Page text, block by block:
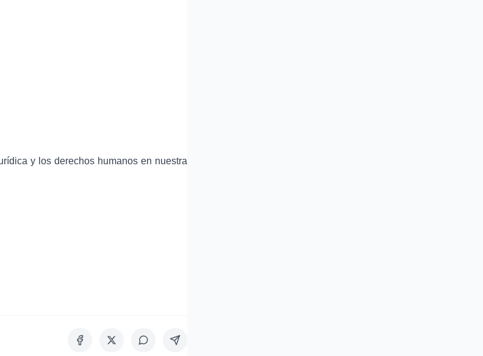
y los derechos humanos en nuestra